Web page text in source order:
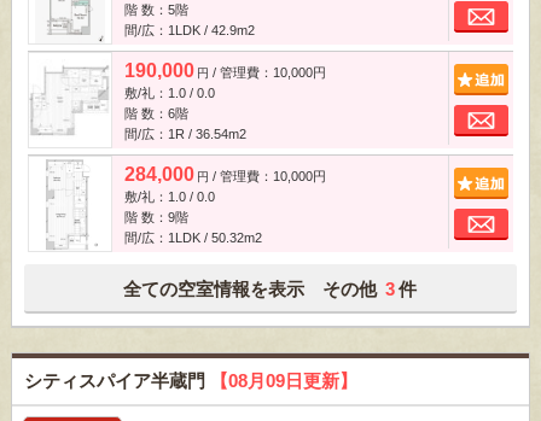
階 数：5階
間/広：1LDK / 42.9m2
190,000 円 / 管理費：10,000円
敷/礼：1.0 / 0.0
階 数：6階
間/広：1R / 36.54m2
284,000 円 / 管理費：10,000円
敷/礼：1.0 / 0.0
階 数：9階
間/広：1LDK / 50.32m2
全ての空室情報を表示 その他 3 件
シティスパイア半蔵門 【08月09日更新】